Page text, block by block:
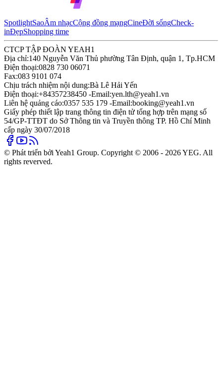
SpotlightSaoÂm nhạcCộng đồng mạngCineĐời sốngCheck-
inĐẹpShopping time
CTCP TẬP ĐOÀN YEAH1
Địa chỉ:140 Nguyễn Văn Thủ phường Tân Định, quận 1, Tp.HCM
Điện thoại:0828 730 06071
Fax:083 9101 074
Chịu trách nhiệm nội dung:Bà Lê Hải Yến
Điện thoại:+84357238450 -Email:yen.lth@yeah1.vn
Liên hệ quảng cáo:0357 535 179 -Email:booking@yeah1.vn
Giấy phép thiết lập trang thông tin điện tử tổng hợp trên mạng số
54/GP-TTĐT do Sở Thông tin và Truyền thông TP. Hồ Chí Minh
cấp ngày 30/07/2018
© Phát triển bởi Yeah1 Group. Copyright © 2006 - 2026 YEG. All
rights reverved.